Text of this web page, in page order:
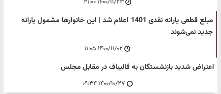
۱۴۰۰/۱۱/۲۳ ۲۱:۰۰
مبلغ قطعی یارانه نقدی 1401 اعلام شد | این خانوارها مشمول یارانه
جدید نمی‌شوند
۱۴۰۰/۱۱/۰۲ ۱۱:۰۵
اعتراض شدید بازنشستگان به قالیباف در مقابل مجلس
۱۴۰۰/۱۰/۲۷ ۰۹:۳۴